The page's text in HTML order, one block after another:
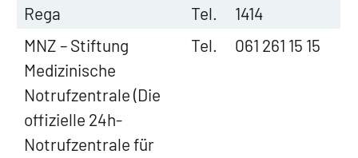
Rega Tel.
1414
MNZ – Stiftung
Medizinische
Notrufzentrale (Die
offizielle 24h-
Notrufzentrale für
Tel. 061 261 15 15